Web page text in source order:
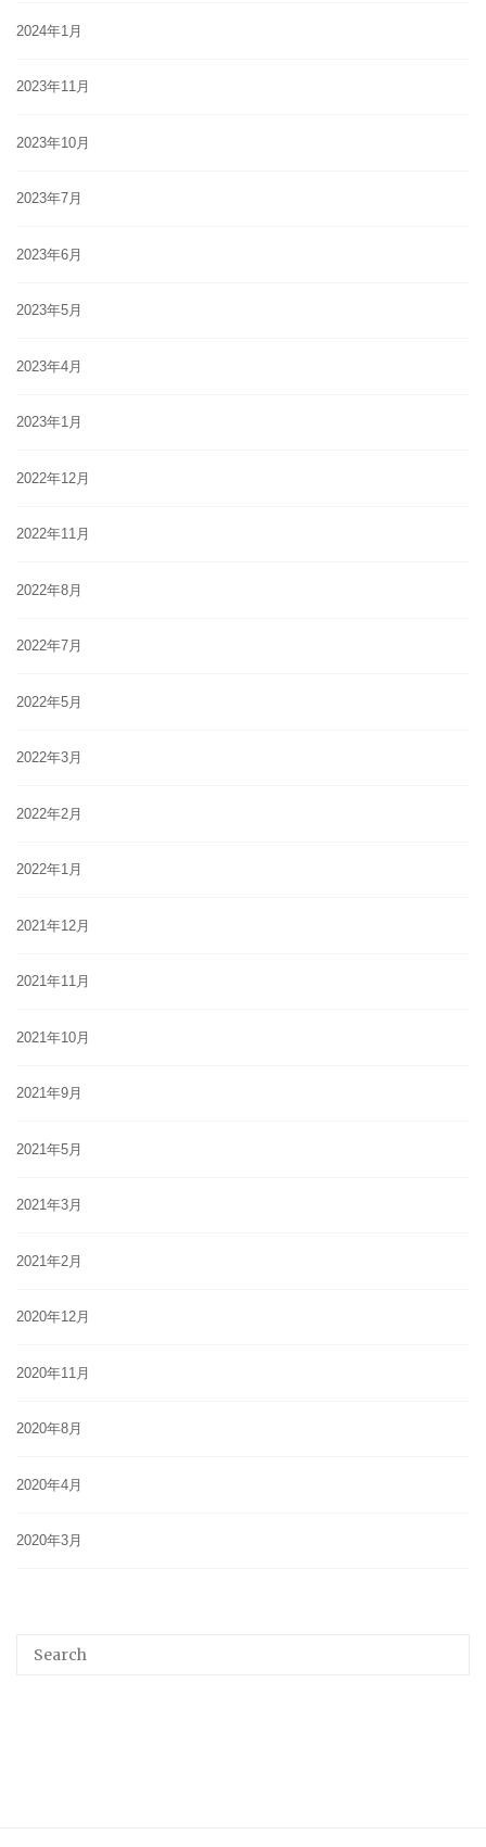
2024年1月
2023年11月
2023年10月
2023年7月
2023年6月
2023年5月
2023年4月
2023年1月
2022年12月
2022年11月
2022年8月
2022年7月
2022年5月
2022年3月
2022年2月
2022年1月
2021年12月
2021年11月
2021年10月
2021年9月
2021年5月
2021年3月
2021年2月
2020年12月
2020年11月
2020年8月
2020年4月
2020年3月